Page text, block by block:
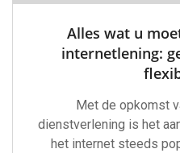
Alles wat u
internetlening:
Met de opkomst
dienstverlening is het
het internet steeds